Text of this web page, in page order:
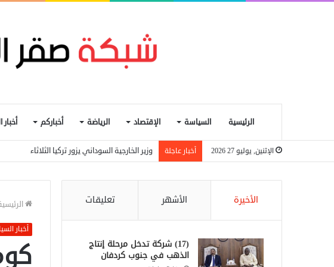
الرئيسية السياسة الإقتصاد الرياضة أخباركم
الإثنين, يوليو 27 2026 أخبار عاجلة وزير الخارجية السوداني يزور تركيا الثلاثاء
أخبار
الأخيرة الأشهر تعليقات
(17) شركة تدخل مرحلة إنتاج
الذهب في جنوب كردفان